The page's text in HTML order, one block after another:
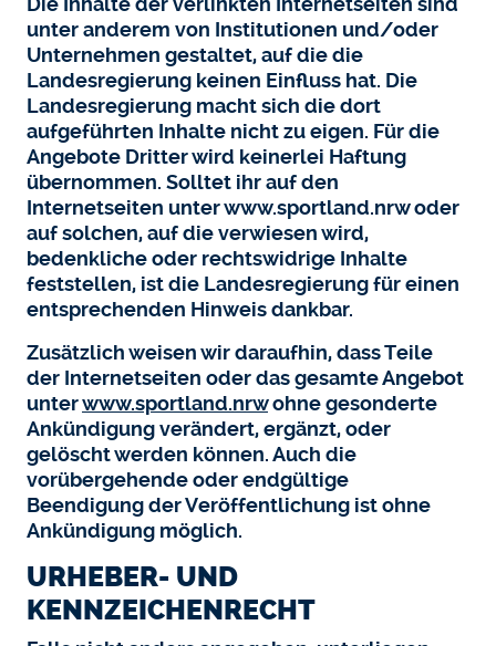
unter anderem von Institutionen und/oder
Unternehmen gestaltet, auf die die
Landesregierung keinen Einfluss hat. Die
Landesregierung macht sich die dort
aufgeführten Inhalte nicht zu eigen. Für die
Angebote Dritter wird keinerlei Haftung
übernommen. Solltet ihr auf den
Internetseiten unter www.sportland.nrw oder
auf solchen, auf die verwiesen wird,
bedenkliche oder rechtswidrige Inhalte
feststellen, ist die Landesregierung für einen
entsprechenden Hinweis dankbar.
Zusätzlich weisen wir daraufhin, dass Teile
der Internetseiten oder das gesamte Angebot
unterwww.sportland.nrwohne gesonderte
Ankündigung verändert, ergänzt, oder
gelöscht werden können. Auch die
vorübergehende oder endgültige
Beendigung der Veröffentlichung ist ohne
Ankündigung möglich.
URHEBER- UND
KENNZEICHENRECHT